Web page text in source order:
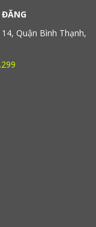
Quận Bình Thạnh,